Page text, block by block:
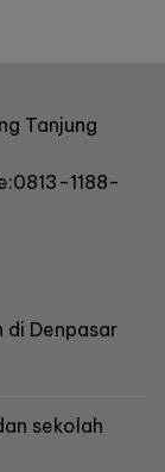
Tanjung
1188-
di Denpasar
sekolah